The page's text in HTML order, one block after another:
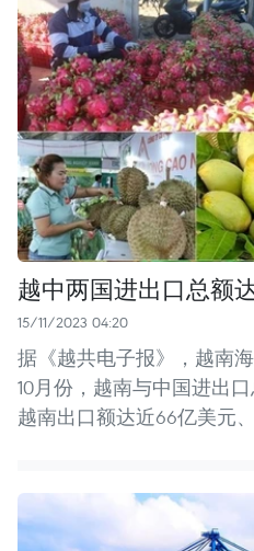
越中两国进出口总额
15/11/2023 04:20
据《越共电子报》，越南
10月份，越南与中国进出
越南出口额达近66亿美元